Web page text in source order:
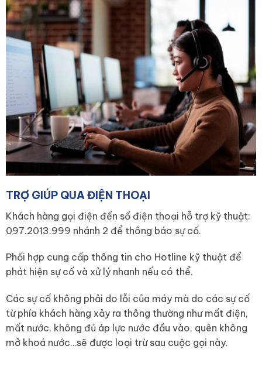
TRỢ GIÚP QUA ĐIỆN THOẠI
Khách hàng gọi điện đến số điện thoại hỗ trợ kỹ thuật:
097.2013.999 nhánh 2 để thông báo sự cố.
Phối hợp cung cấp thông tin cho Hotline kỹ thuật để
phát hiện sự cố và xử lý nhanh nếu có thể.
Các sự cố không phải do lỗi của máy mà do các sự cố
từ phía khách hàng xảy ra thông thường như mất điện,
mất nước, không đủ áp lực nước đầu vào, quên không
mở khoá nước…sẽ được loại trừ sau cuộc gọi này.